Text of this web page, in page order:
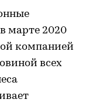
марте 2020
компанией
всех